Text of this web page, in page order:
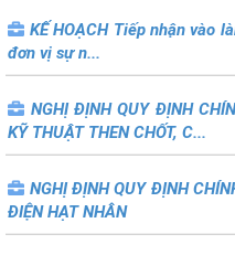
KẾ HOẠCH Tiếp nhận vào
đơn vị sự n...
NGHỊ ĐỊNH QUY ĐỊNH
KỸ THUẬT THEN CHỐT, C...
NGHỊ ĐỊNH QUY ĐỊNH
ĐIỆN HẠT NHÂN